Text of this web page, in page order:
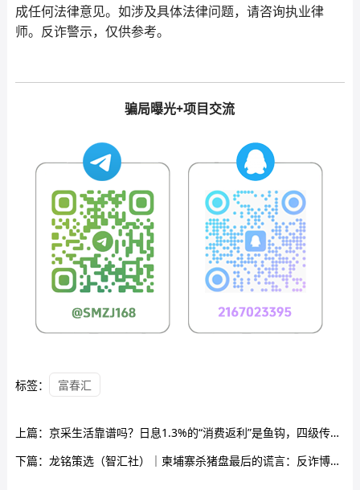
成任何法律意见。如涉及具体法律问题，请咨询执业律
师。反诈警示，仅供参考。
骗局曝光+项目交流
标签： 富春汇
上篇： 京采生活靠谱吗？日息1.3%的“消费返利”是鱼钩，四级传销拉人头是鱼线——你的本金正在被拆东墙补西墙
下篇： 龙铭策选（智汇社）｜柬埔寨杀猪盘最后的谎言：反诈博主救不了你，自己去派出所还能救自己